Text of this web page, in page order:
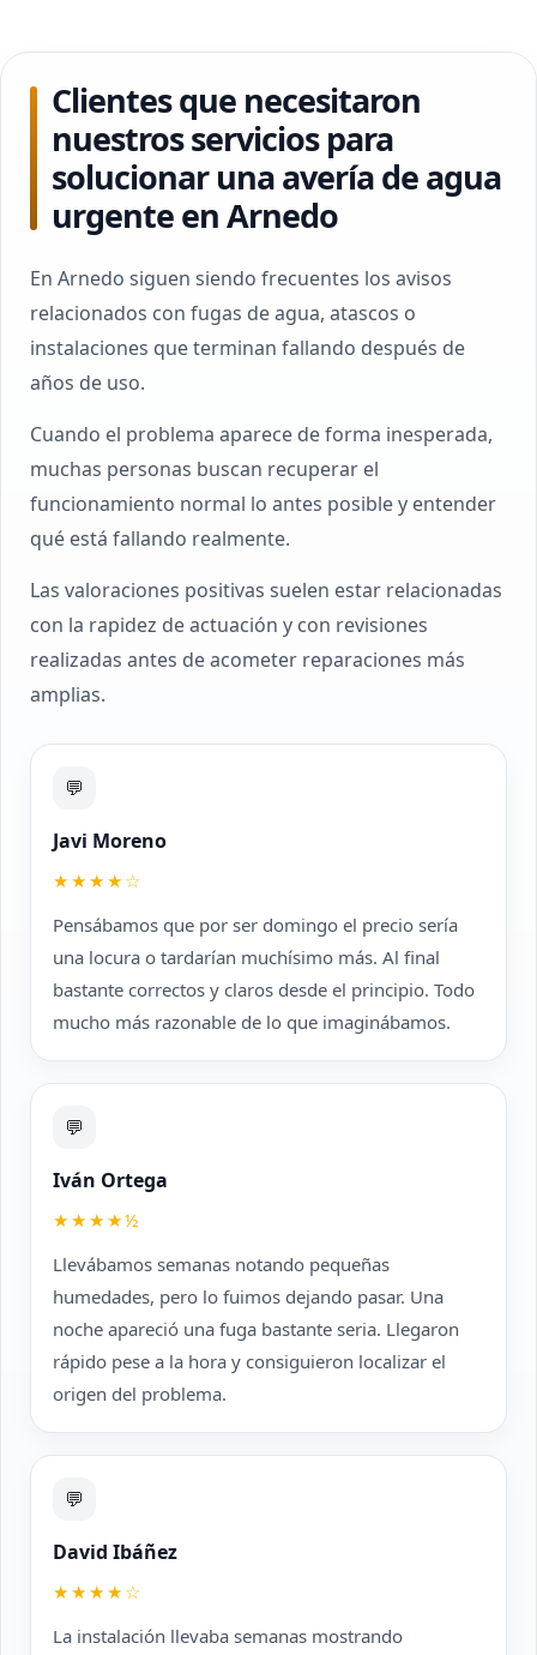
Clientes que necesitaron
nuestros servicios para
solucionar una avería de agua
urgente en Arnedo
En Arnedo siguen siendo frecuentes los avisos
relacionados con fugas de agua, atascos o
instalaciones que terminan fallando después de
años de uso.
Cuando el problema aparece de forma inesperada,
muchas personas buscan recuperar el
funcionamiento normal lo antes posible y entender
qué está fallando realmente.
Las valoraciones positivas suelen estar relacionadas
con la rapidez de actuación y con revisiones
realizadas antes de acometer reparaciones más
amplias.
💬
Javi Moreno
★★★★☆
Pensábamos que por ser domingo el precio sería
una locura o tardarían muchísimo más. Al final
bastante correctos y claros desde el principio. Todo
mucho más razonable de lo que imaginábamos.
💬
Iván Ortega
★★★★½
Llevábamos semanas notando pequeñas
humedades, pero lo fuimos dejando pasar. Una
noche apareció una fuga bastante seria. Llegaron
rápido pese a la hora y consiguieron localizar el
origen del problema.
💬
David Ibáñez
★★★★☆
La instalación llevaba semanas mostrando